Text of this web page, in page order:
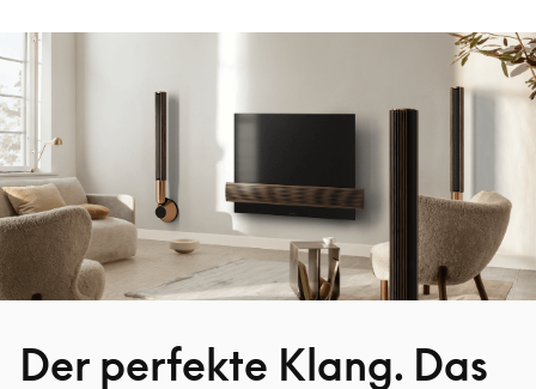
Der perfekte Klang. Das